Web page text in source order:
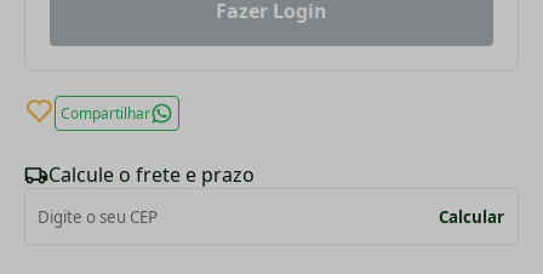
Fazer Login
Compartilhar
Calcule o frete e prazo
Calcular